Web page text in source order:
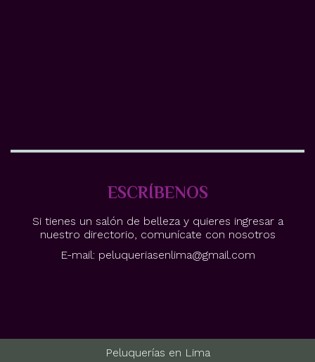
ESCRÍBENOS
Si tienes un salón de belleza y quieres ingresar a
nuestro directorio, comunícate con nosotros
E-mail: peluqueriasenlima@gmail.com
Peluquerías en Lima